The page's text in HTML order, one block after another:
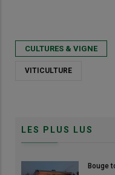
CULTURES & VIGNE
VITICULTURE
LES PLUS LUS
Bouge